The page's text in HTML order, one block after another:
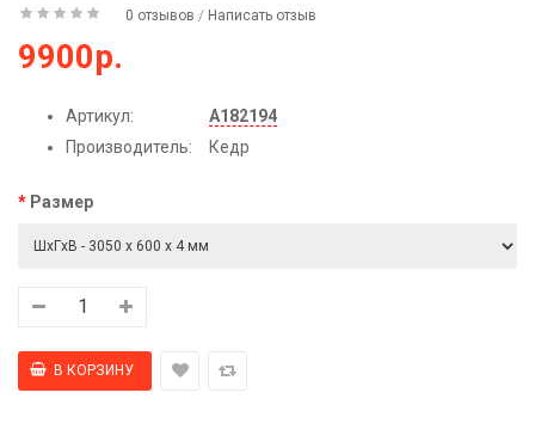
0 отзывов / Написать отзыв
9900р.
Артикул:
А182194
Производитель:
Кедр
Размер